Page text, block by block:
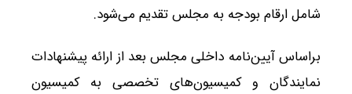
شامل ارقام بودجه به مجلس تقدیم می‌شود.
براساس آیین‌نامه داخلی مجلس بعد از ارائه پیشنهادات
نمایندگان و کمیسیون‌های تخصصی به کمیسیون